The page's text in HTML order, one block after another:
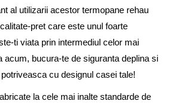
al utilizarii acestor termopane rehau
pret care este unul foarte
ti viata prin intermediul celor mai
acum, bucura-te de siguranta deplina si
cu designul casei tale!
la cele mai inalte standarde de